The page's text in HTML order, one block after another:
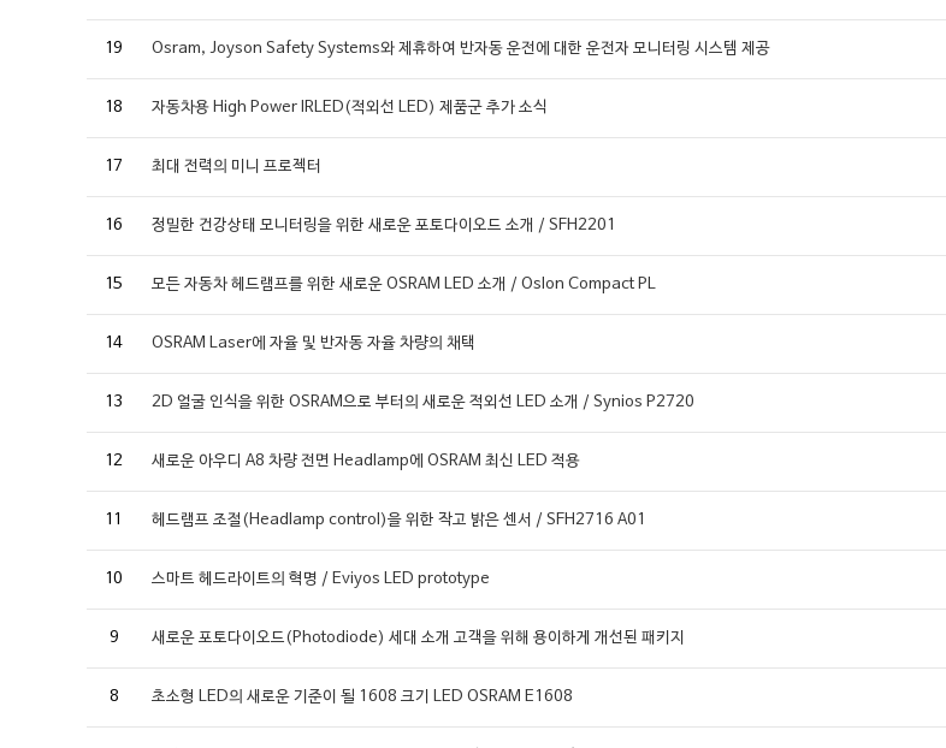
19 Osram, Joyson Safety Systems와 제휴하여 반자동 운전에 대한 운전자 모니터링 시스템 제공
18 자동차용 High Power IRLED(적외선 LED) 제품군 추가 소식
17 최대 전력의 미니 프로젝터
16 정밀한 건강상태 모니터링을 위한 새로운 포토다이오드 소개 / SFH2201
15 모든 자동차 헤드램프를 위한 새로운 OSRAM LED 소개 / Oslon Compact PL
14 OSRAM Laser에 자율 및 반자동 자율 차량의 채택
13 2D 얼굴 인식을 위한 OSRAM으로 부터의 새로운 적외선 LED 소개 / Synios P2720
12 새로운 아우디 A8 차량 전면 Headlamp에 OSRAM 최신 LED 적용
11 헤드램프 조절(Headlamp control)을 위한 작고 밝은 센서 / SFH2716 A01
10 스마트 헤드라이트의 혁명 / Eviyos LED prototype
9 새로운 포토다이오드(Photodiode) 세대 소개 고객을 위해 용이하게 개선된 패키지
8 초소형 LED의 새로운 기준이 될 1608 크기 LED OSRAM E1608